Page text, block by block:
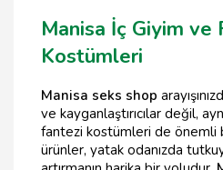
Manisa İç Giyim ve
Kostümleri
Manisa seks shop
ve kayganlaştırıcılar değil,
fantezi kostümleri de önemli
ürünler, yatak odanızda